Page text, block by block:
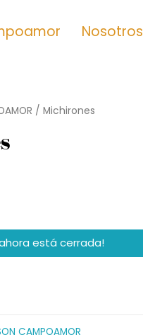
Nosotros
/ Michirones
está cerrada!
CAMPOAMOR